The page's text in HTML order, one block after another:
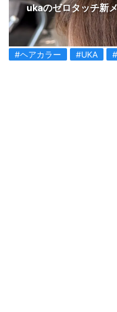
ukaのゼロタッチ新
#ヘアカラー #UKA